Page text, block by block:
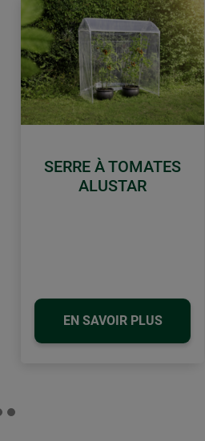
SERRE À TOMATES
ALUSTAR
EN SAVOIR PLUS